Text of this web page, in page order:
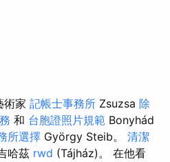
術家 記帳士事務所 Zsuzsa 除
和 台胞證照片規範 Bonyhád
所選擇 György Steib。 清潔
哈茲 rwd (Tájház)。 在他看